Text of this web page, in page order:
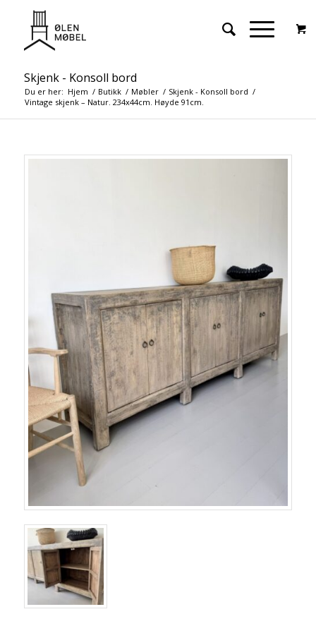
Skjenk - Konsoll bord
Du er her: Hjem / Butikk / Møbler / Skjenk - Konsoll bord /
Vintage skjenk – Natur. 234x44cm. Høyde 91cm.